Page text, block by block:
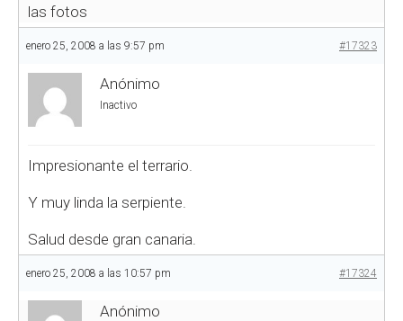
las fotos
enero 25, 2008 a las 9:57 pm #17323
Anónimo
Inactivo
Impresionante el terrario.
Y muy linda la serpiente.
Salud desde gran canaria.
enero 25, 2008 a las 10:57 pm #17324
Anónimo